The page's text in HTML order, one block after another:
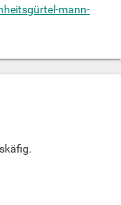
mann-